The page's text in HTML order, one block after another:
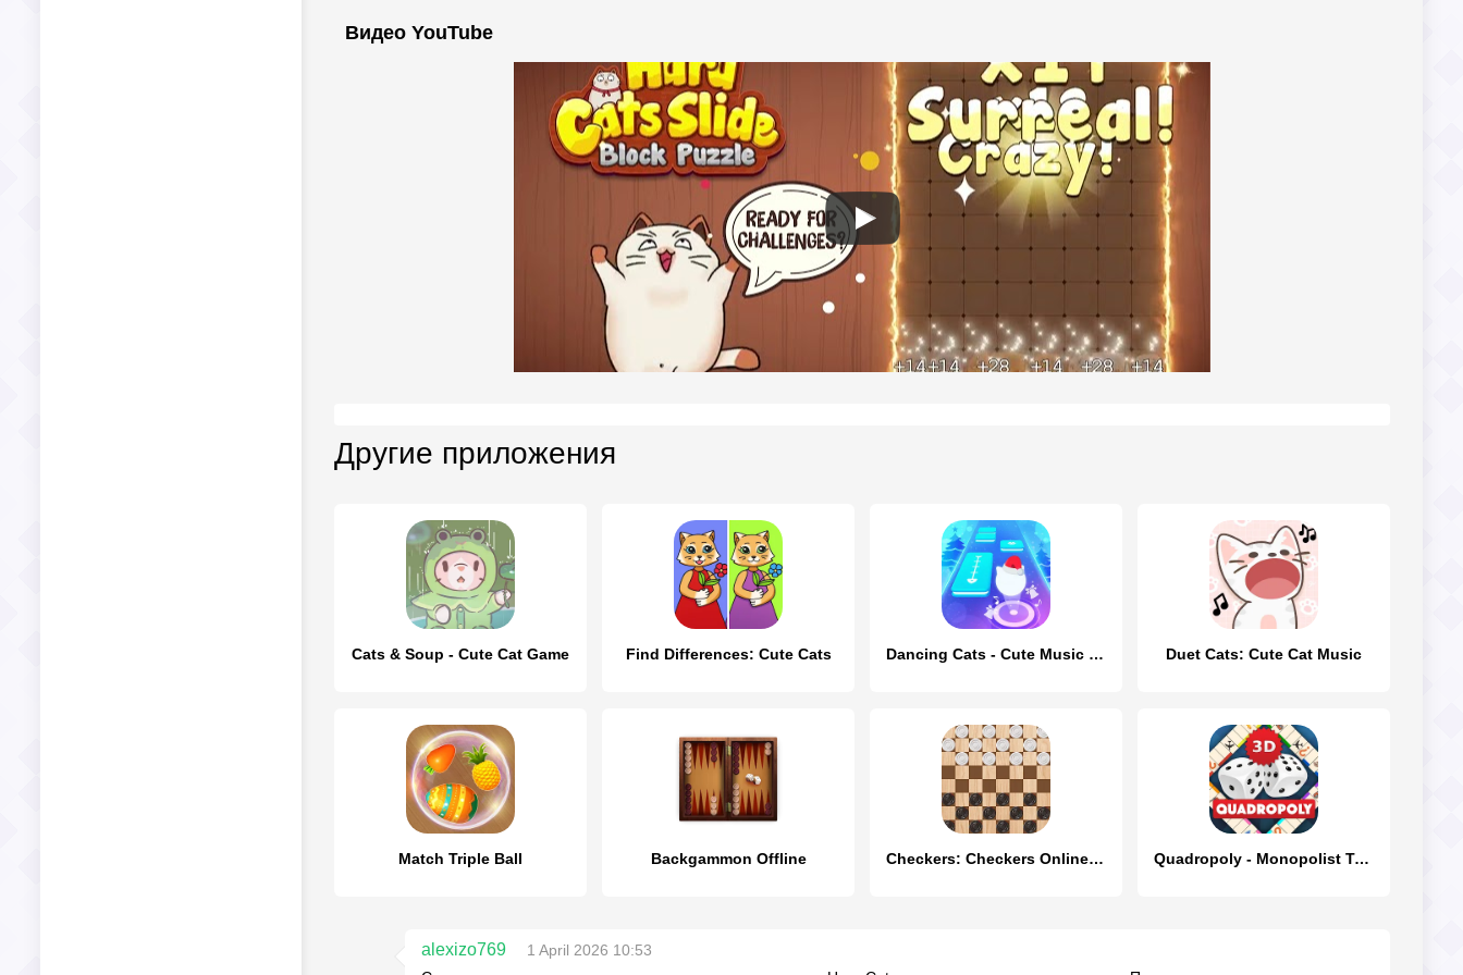
Видео YouTube
Другие приложения
Cats & Soup - Cute Cat Game Find Differences: Cute Cats Dancing Cats - Cute Music Game Duet Cats: Cute Cat Music
Match Triple Ball Backgammon Offline Checkers: Checkers Online- Dam Quadropoly - Monopolist Tycoon
alexizo769
1 April 2026 10:53